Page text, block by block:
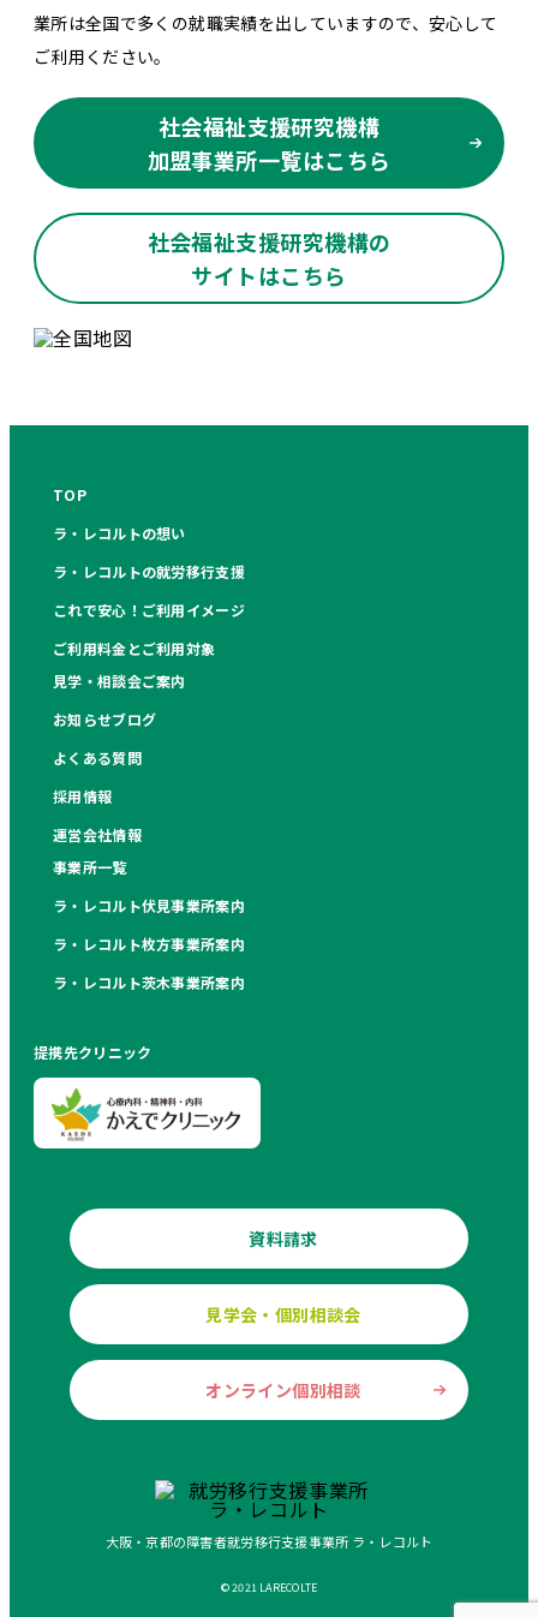
業所は全国で多くの就職実績を出していますので、安心して
ご利用ください。
社会福祉支援研究機構
加盟事業所一覧はこちら
社会福祉支援研究機構の
サイトはこちら
TOP
ラ・レコルトの想い
ラ・レコルトの就労移行支援
これで安心！ご利用イメージ
ご利用料金とご利用対象
見学・相談会ご案内
お知らせブログ
よくある質問
採用情報
運営会社情報
事業所一覧
ラ・レコルト伏見事業所案内
ラ・レコルト枚方事業所案内
ラ・レコルト茨木事業所案内
提携先クリニック
資料請求
見学会・個別相談会
オンライン個別相談
大阪・京都の障害者就労移行支援事業所 ラ・レコルト
© 2021 LARECOLTE